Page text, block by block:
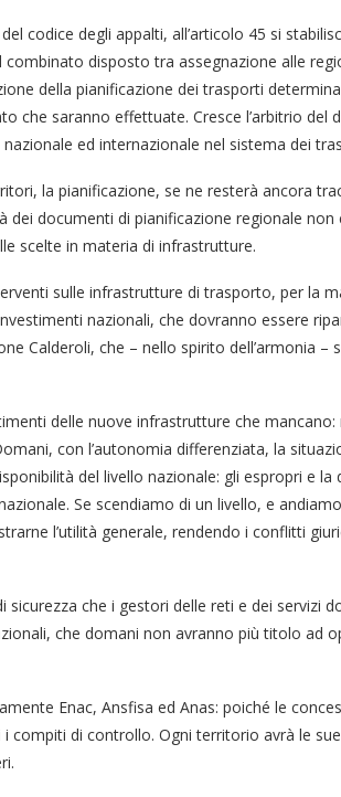
codice degli appalti, all’articolo 45 si
disposto tra assegnazione alle
della pianificazione dei trasporti
che saranno effettuate. Cresce l’arbitrio del
ed internazionale nel sistema dei
la pianificazione, se ne resterà ancora
dei documenti di pianificazione regionale
scelte in materia di infrastrutture.
sulle infrastrutture di trasporto, per la
nazionali, che dovranno essere
Calderoli, che – nello spirito dell’armonia –
delle nuove infrastrutture che
con l’autonomia differenziata, la
del livello nazionale: gli espropri e la
Se scendiamo di un livello, e
l’utilità generale, rendendo i conflitti
che i gestori delle reti e dei servizi
che domani non avranno più titolo ad
Enac, Ansfisa ed Anas: poiché le
di controllo. Ogni territorio avrà le